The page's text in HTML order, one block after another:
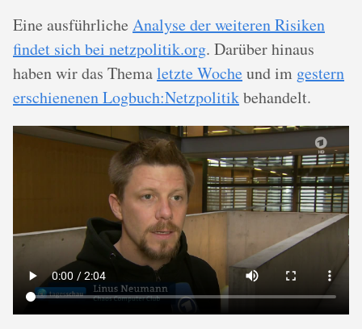
Eine ausführliche Analyse der weiteren Risiken
findet sich bei netzpolitik.org. Darüber hinaus
haben wir das Themaletzte Wocheund im gestern
erschienenen Logbuch:Netzpolitikbehandelt.